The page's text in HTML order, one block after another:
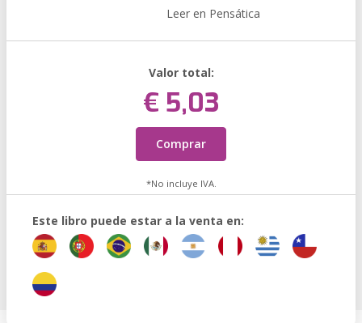
Leer en Pensática
Valor total:
€ 5,03
Comprar
*No incluye IVA.
Este libro puede estar a la venta en: